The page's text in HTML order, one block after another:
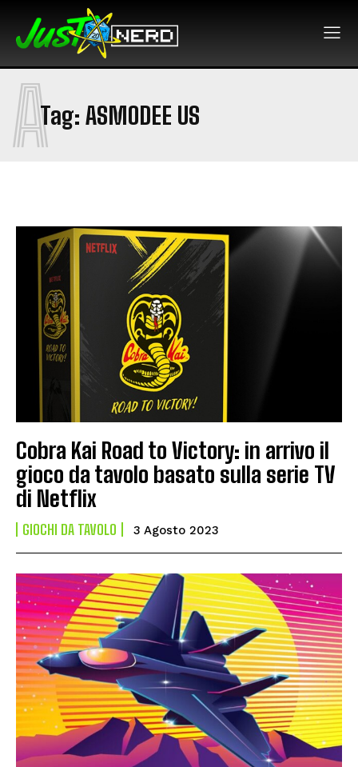
Tag: ASMODEE US
A
Cobra Kai Road to Victory: in arrivo il
gioco da tavolo basato sulla serie TV
di Netflix
GIOCHI DA TAVOLO 3 Agosto 2023